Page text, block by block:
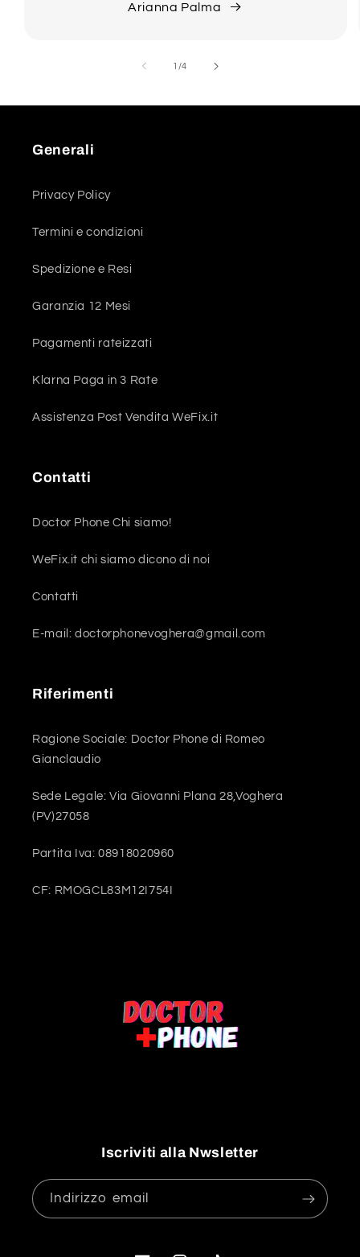
Arianna Palma
1 /su
4
Generali
Privacy Policy
Termini e condizioni
Spedizione e Resi
Garanzia 12 Mesi
Pagamenti rateizzati
Klarna Paga in 3 Rate
Assistenza Post Vendita WeFix.it
Contatti
Doctor Phone Chi siamo!
WeFix.it chi siamo dicono di noi
Contatti
E-mail: doctorphonevoghera@gmail.com
Riferimenti
Ragione Sociale: Doctor Phone di Romeo
Gianclaudio
Sede Legale: Via Giovanni Plana 28,Voghera
(PV)27058
Partita Iva: 08918020960
CF: RMOGCL83M12I754I
Iscriviti alla Nwsletter
Indirizzo email